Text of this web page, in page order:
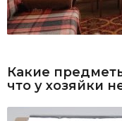
Какие
что у хозяйки